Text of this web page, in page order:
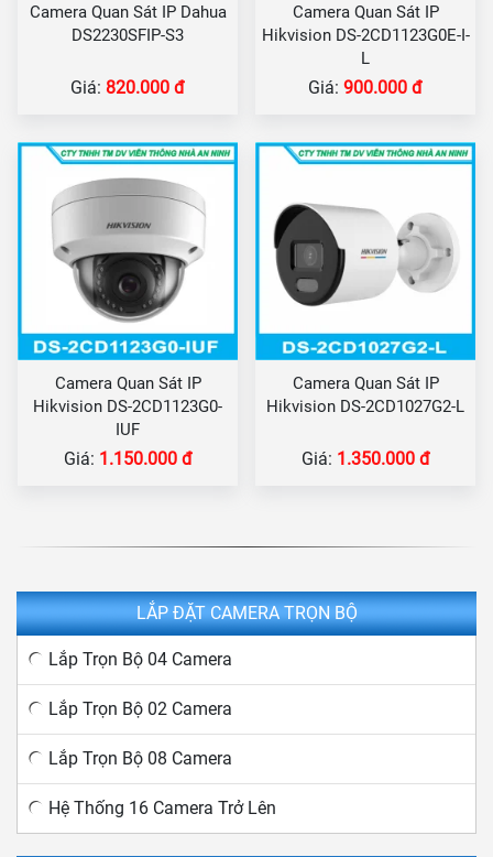
Camera Quan Sát IP Dahua
DS2230SFIP-S3
Giá: 820.000 đ
Camera Quan Sát IP
Hikvision DS-2CD1123G0E-I-
L
Giá: 900.000 đ
Camera Quan Sát IP
Hikvision DS-2CD1123G0-
IUF
Giá: 1.150.000 đ
Camera Quan Sát IP
Hikvision DS-2CD1027G2-L
Giá: 1.350.000 đ
LẮP ĐẶT CAMERA TRỌN BỘ
Lắp Trọn Bộ 04 Camera
Lắp Trọn Bộ 02 Camera
Lắp Trọn Bộ 08 Camera
Hệ Thống 16 Camera Trở Lên